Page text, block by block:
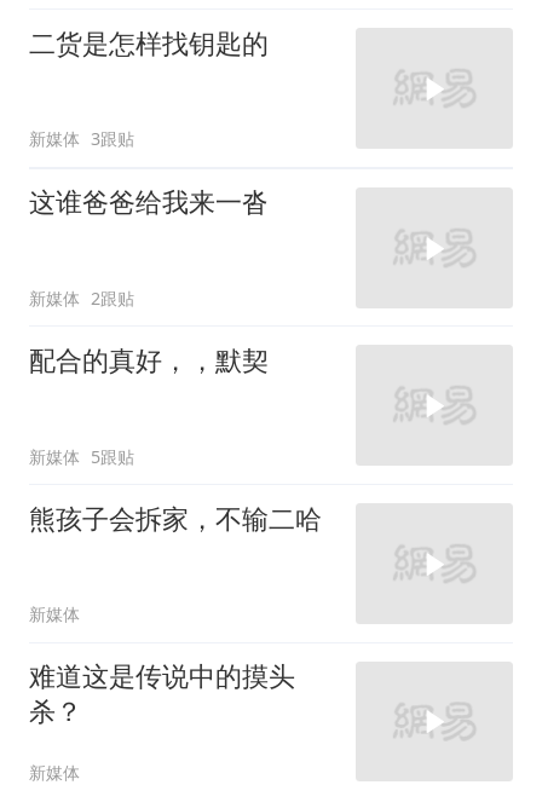
二货是怎样找钥匙的
新媒体 3跟贴
这谁爸爸给我来一沓
新媒体 2跟贴
配合的真好，，默契
新媒体 5跟贴
熊孩子会拆家，不输二哈
新媒体
难道这是传说中的摸头
杀？
新媒体